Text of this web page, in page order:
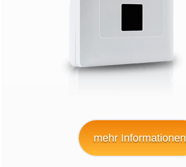
mehr Informationen